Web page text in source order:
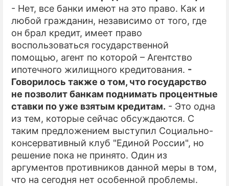
- Нет, все банки имеют на это право. Как и
любой гражданин, независимо от того, где
он брал кредит, имеет право
воспользоваться государственной
помощью, агент по которой – Агентство
ипотечного жилищного кредитования. -
Говорилось также о том, что государство
не позволит банкам поднимать процентные
ставки по уже взятым кредитам. - Это одна
из тем, которые сейчас обсуждаются. С
таким предложением выступил Социально-
консервативный клуб "Единой России", но
решение пока не принято. Один из
аргументов противников данной меры в том,
что на сегодня нет особенной проблемы.